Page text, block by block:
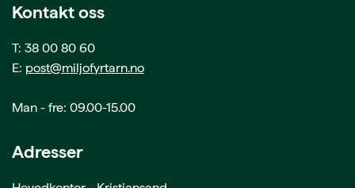
Kontakt oss
T: 38 00 80 60
E: post@miljofyrtarn.no
Man - fre: 09.00-15.00
Adresser